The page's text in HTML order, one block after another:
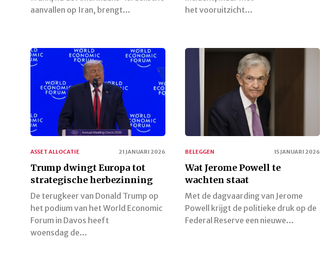
aanvallen op Iran, brengt…
het vooruitzicht…
ASSET ALLOCATIE 21 JANUARI 2026
Trump dwingt Europa tot
strategische herbezinning
De terugkeer van Donald Trump op
het podium van het World Economic
Forum in Davos heeft
woensdag de…
BELEGGEN 15 JANUARI 2026
Wat Jerome Powell te
wachten staat
Met de dagvaarding van Jerome
Powell krijgt de politieke druk op de
Federal Reserve een nieuwe…